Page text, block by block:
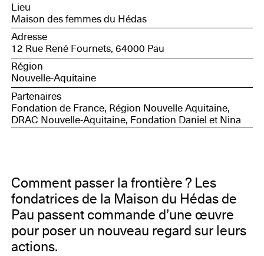
Lieu
Maison des femmes du Hédas
Adresse
12 Rue René Fournets, 64000 Pau
Région
Nouvelle-Aquitaine
Partenaires
Fondation de France, Région Nouvelle Aquitaine,
DRAC Nouvelle-Aquitaine, Fondation Daniel et Nina
Carasso
Comment passer la frontière ? Les
fondatrices de la Maison du Hédas de
Pau passent commande d’une œuvre
pour poser un nouveau regard sur leurs
actions.